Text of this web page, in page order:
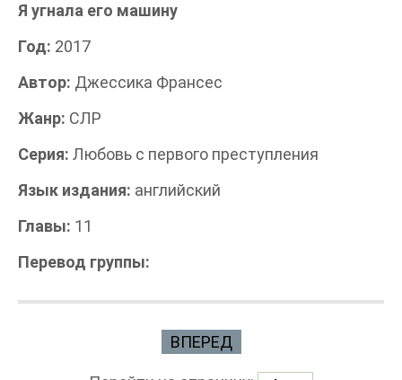
Я угнала его машину
Год: 2017
Автор: Джессика Франсес
Жанр: СЛР
Серия: Любовь с первого преступления
Язык издания: английский
Главы: 11
Перевод группы:
ВПЕРЕД